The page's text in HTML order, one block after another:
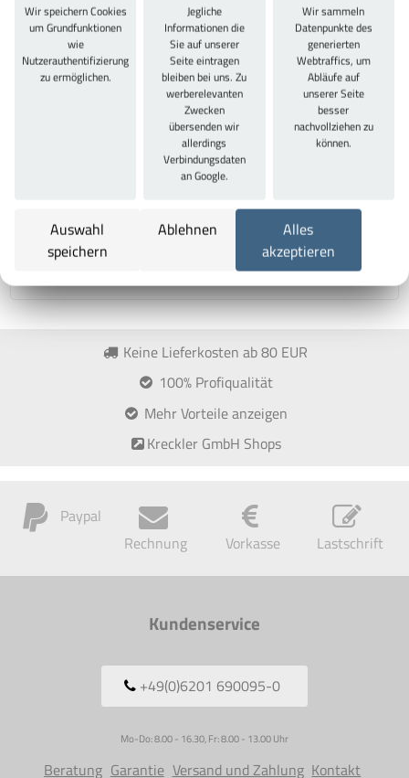
Artikelbeschreibung
Preis pro Tür für Schränke mit Ergo-Lock
Muldengriffschloss. Bitte entsprechend der Anzahl der
Türen wählen. Die Lieferzeit der Schränke mit 7 Tagen
Lieferzeit verlängert sich durch diese Scharniere auf die
reguläre Lieferzeit von 20 Tagen.
Typ:
Keine Lieferkosten ab 80 EUR
100% Profiqualität
Mehr Vorteile anzeigen
Kreckler GmbH Shops
Paypal
Rechnung
Vorkasse Lastschrift
Kundenservice
+49(0)6201 690095-0
Mo-Do: 8.00 - 16.30, Fr: 8.00 - 13.00 Uhr
Beratung Garantie Versand und Zahlung Kontakt
Wir speichern Cookies
um Grundfunktionen
wie
Nutzerauthentifizierung
zu ermöglichen.
Jegliche
Informationen die
Sie auf unserer
Seite eintragen
bleiben bei uns. Zu
werberelevanten
Zwecken
übersenden wir
allerdings
Verbindungsdaten
an Google.
Wir sammeln
Datenpunkte des
generierten
Webtraffics, um
Abläufe auf
unserer Seite
besser
nachvollziehen zu
können.
Auswahl
speichern
Ablehnen
Alles
akzeptieren